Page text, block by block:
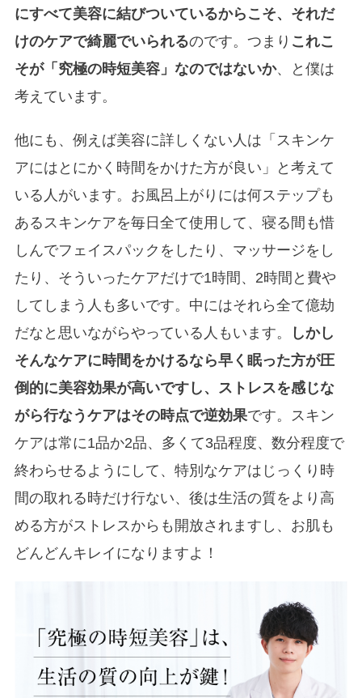
にすべて美容に結びついているからこそ、それだ
けのケアで綺麗でいられるのです。つまり これこ
そが「究極の時短美容」なのではないか、と僕は
考えています。
他にも、例えば美容に詳しくない人は「スキンケ
アにはとにかく時間をかけた方が良い」と考えて
いる人がいます。お風呂上がりには何ステップも
あるスキンケアを毎日全て使用して、寝る間も惜
しんでフェイスパックをしたり、マッサージをし
たり、そういったケアだけで1時間、2時間と費や
してしまう人も多いです。中にはそれら全て億劫
だなと思いながらやっている人もいます。
しかし
そんなケアに時間をかけるなら早く眠った方が圧
倒的に美容効果が高いですし、ストレスを感じな
がら行なうケアはその時点で逆効果です。スキン
ケアは常に1品か2品、多くて3品程度、数分程度で
終わらせるようにして、特別なケアはじっくり時
間の取れる時だけ行ない、後は生活の質をより高
める方がストレスからも開放されますし、お肌も
どんどんキレイになりますよ！